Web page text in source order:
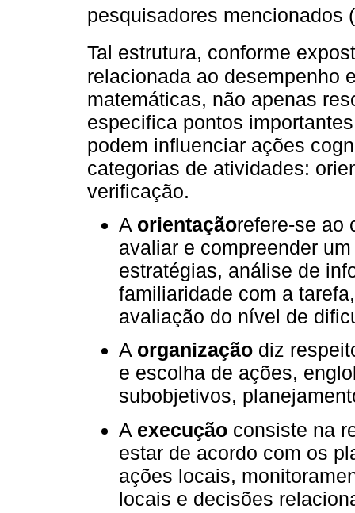
pesquisadores mencionados (
Tal estrutura, conforme
relacionada ao desempenho
matemáticas, não apenas
especifica pontos
podem influenciar ações
categorias de atividades:
verificação.
A orientaçãorefere-se ao
avaliar e compreender
estratégias, análise de
familiaridade com a
avaliação do nível de
A organização diz
e escolha de ações,
subobjetivos,
A execução consiste na
estar de acordo com os
ações locais,
locais e decisões